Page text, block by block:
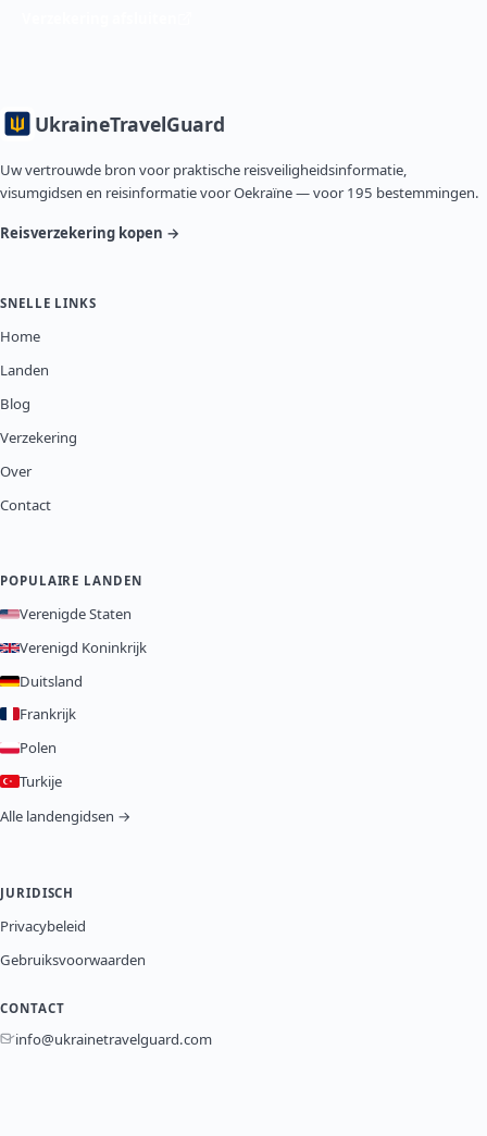
UkraineTravelGuard
Uw vertrouwde bron voor praktische reisveiligheidsinformatie,
visumgidsen en reisinformatie voor Oekraïne — voor 195 bestemmingen.
Reisverzekering kopen →
SNELLE LINKS
Home
Landen
Blog
Verzekering
Over
Contact
POPULAIRE LANDEN
Verenigde Staten
Verenigd Koninkrijk
Duitsland
Frankrijk
Polen
Turkije
Alle landengidsen →
JURIDISCH
Privacybeleid
Gebruiksvoorwaarden
CONTACT
info@ukrainetravelguard.com